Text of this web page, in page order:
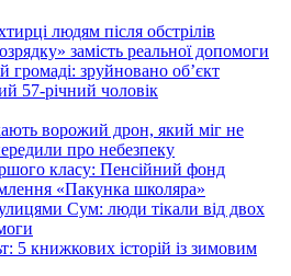
людям після обстрілів
замість реальної допомоги
громаді: зруйновано об’єкт
57-річний чоловік
ворожий дрон, який міг не
про небезпеку
класу: Пенсійний фонд
«Пакунка школяра»
Сум: люди тікали від двох
5 книжкових історій із зимовим